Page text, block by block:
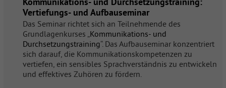
Vertiefungs- und Aufbauseminar
Das Seminar richtet sich an Teilnehmende des
Grundlagenkurses „ Kommunikations- und
Durchsetzungstraining“. Das Aufbauseminar konzentriert
sich darauf, die Kommunikationskompetenzen zu
vertiefen, ein sensibles Sprachverständnis zu entwickeln
und effektives Zuhören zu fördern.